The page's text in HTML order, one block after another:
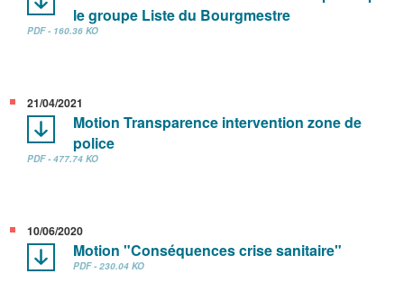
le groupe Liste du Bourgmestre
PDF - 160.36 KO
21/04/2021
Motion Transparence intervention zone de
police
PDF - 477.74 KO
10/06/2020
Motion "Conséquences crise sanitaire"
PDF - 230.04 KO